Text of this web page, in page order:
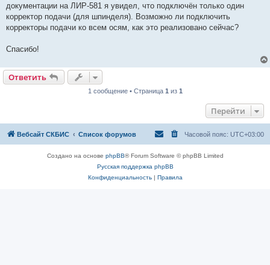
документации на ЛИР-581 я увидел, что подключён только один
корректор подачи (для шпинделя). Возможно ли подключить
корректоры подачи ко всем осям, как это реализовано сейчас?
Спасибо!
Ответить
1 сообщение • Страница 1 из 1
Перейти
Вебсайт СКБИС Список форумов Часовой пояс: UTC+03:00
Создано на основе phpBB® Forum Software © phpBB Limited
Русская поддержка phpBB
Конфиденциальность| Правила